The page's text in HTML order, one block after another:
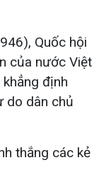
Quốc hội
của nước Việt
định
do dân chủ
thắng các kẻ